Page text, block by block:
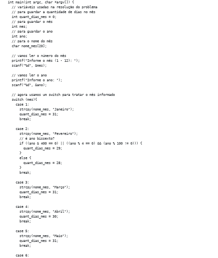
int main(int argc, char *argv[]) {
  // variáveis usadas na resolução do problema
  // para guardar a quantidade de dias no mês
  int quant_dias_mes = 0;
  // para guardar o mês
  int mes;
  // para guardar o ano
  int ano;
  // para o nome do mês
  char nome_mes[20];
  // vamos ler o número do mês
  printf("Informe o mês (1 - 12): ");
  scanf("%d", &mes);
  // vamos ler o ano
  printf("Informe o ano: ");
  scanf("%d", &ano);
  // agora usamos um switch para tratar o mês informado
  switch (mes){
    case 1:
      strcpy(nome_mes, "Janeiro");
      quant_dias_mes = 31;
      break;
    case 2:
      strcpy(nome_mes, "Fevereiro");
      // é ano bissexto?
      if ((ano & 400 == 0) || ((ano % 4 == 0) && (ano % 100 != 0))) {
        quant_dias_mes = 29;
      }
      else {
        quant_dias_mes = 28;
      }
      break;
    case 3:
      strcpy(nome_mes, "Março");
      quant_dias_mes = 31;
      break;
    case 4:
      strcpy(nome_mes, "Abril");
      quant_dias_mes = 30;
      break;
    case 5:
      strcpy(nome_mes, "Maio");
      quant_dias_mes = 31;
      break;
    case 6: